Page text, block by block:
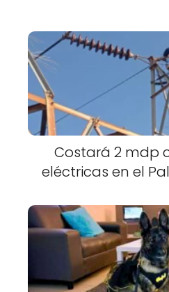
Costará 2 mdp
eléctricas en el